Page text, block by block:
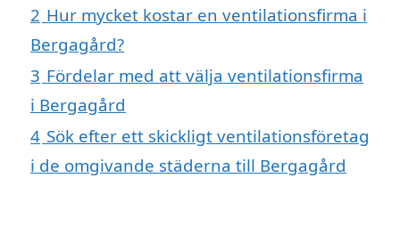
2 Hur mycket kostar en ventilationsfirma i
Bergagård?
3 Fördelar med att välja ventilationsfirma
i Bergagård
4 Sök efter ett skickligt ventilationsföretag
i de omgivande städerna till Bergagård